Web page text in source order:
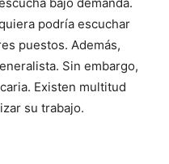
podría escuchar
puestos. Además,
Sin embargo,
Existen multitud
su trabajo.